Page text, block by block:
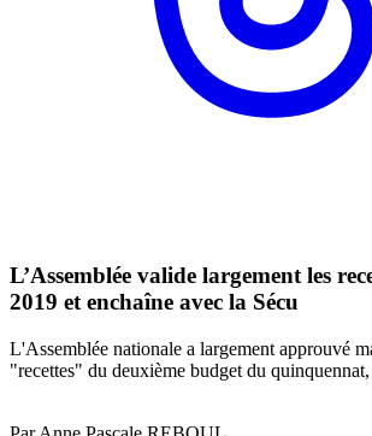
L’Assemblée valide largement les
2019 et enchaîne avec la Sécu
L'Assemblée nationale a largement approuvé
"recettes" du deuxième budget du